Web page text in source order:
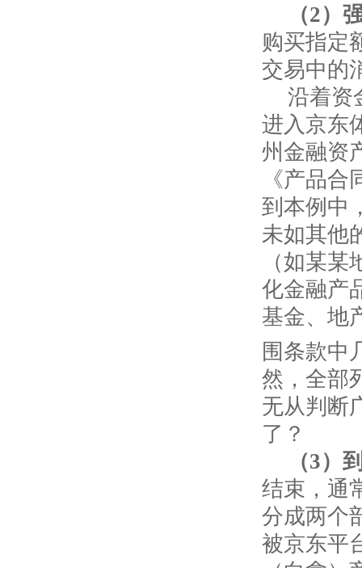
（2）
购买指定
交易中的
沿着资
进入京东
州金融资
《产品
到本例中
未如其他
（如某
化金融产
基金、地
围条款中
然，全部
无从判断
了？
（3）
结束，通
分成两个
被京东平